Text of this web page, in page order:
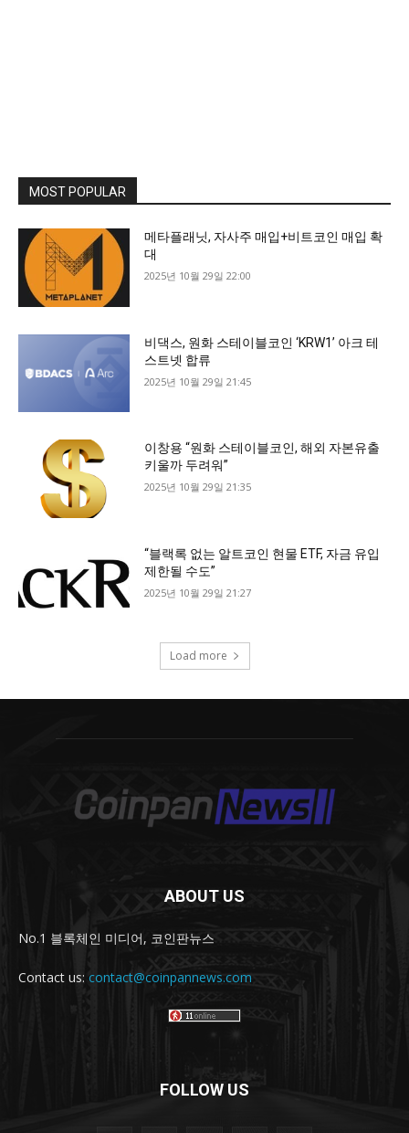
ABOUT US
No.1 블록체인 미디어, 코인판뉴스
Contact us: contact@coinpannews.com
FOLLOW US